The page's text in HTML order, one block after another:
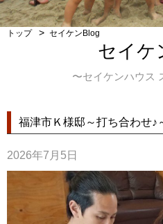
トップ セイケンBlog
セイケ
〜セイケンハウス
福津市Ｋ様邸～打ち合わせ♪
2026年7月5日